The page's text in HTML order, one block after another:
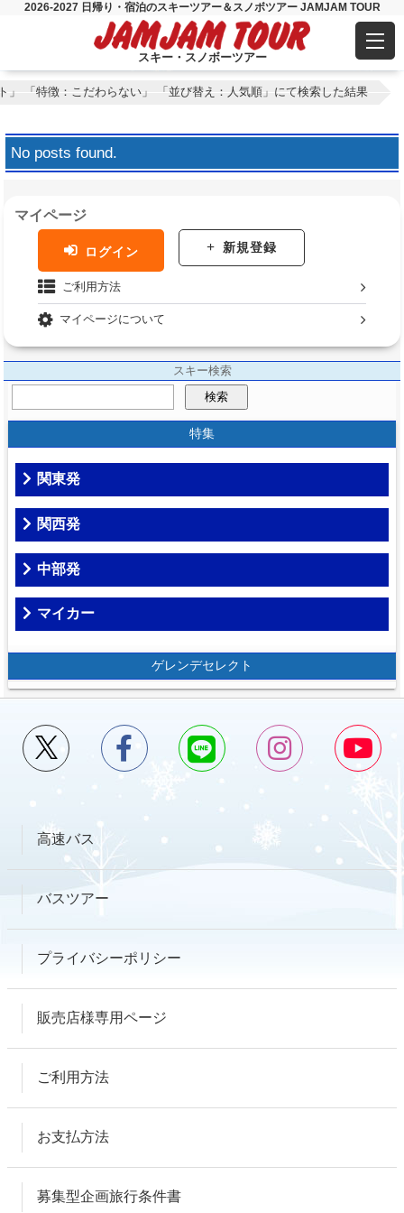
2026-2027 日帰り・宿泊のスキーツアー＆スノボツアー JAMJAM TOUR
スキー・スノボーツアー
「特徴：こだわらない」 「並び替え：人気順」にて検索した結果
No posts found.
マイページ
ログイン 新規登録
ご利用方法
マイページについて
スキー検索
検索
特集
関東発
関西発
中部発
マイカー
ゲレンデセレクト
高速バス
バスツアー
プライバシーポリシー
販売店様専用ページ
ご利用方法
お支払方法
募集型企画旅行条件書